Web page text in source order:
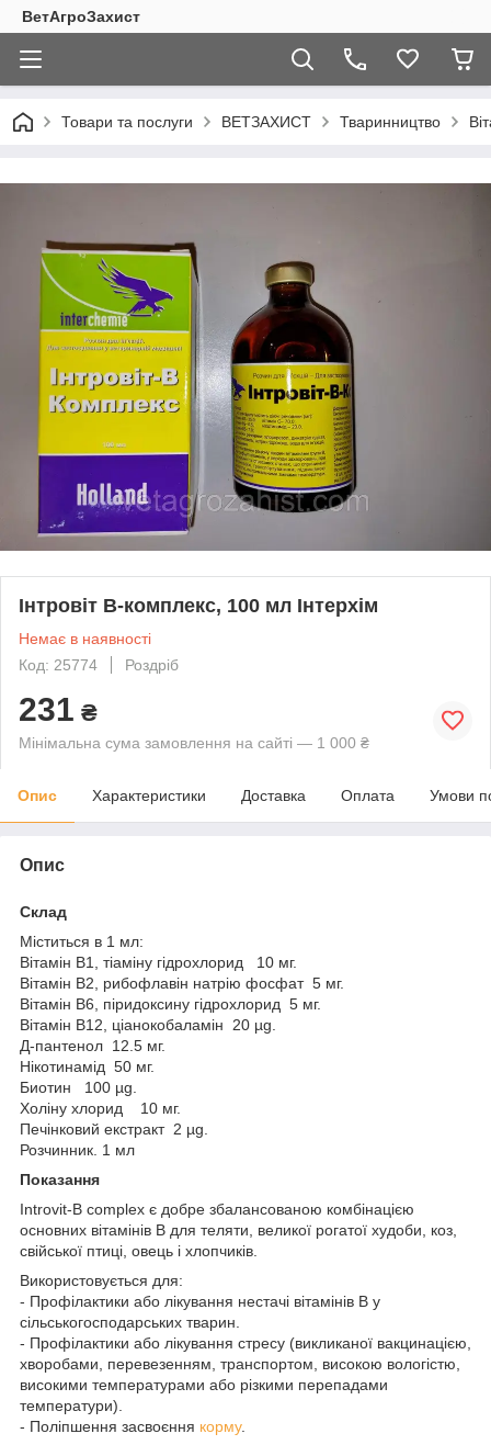
ВетАгроЗахист
Товари та послуги ВЕТЗАХИСТ Тваринництво
Інтровіт В-комплекс, 100 мл Інтерхім
Немає в наявності
Код: 25774
Роздріб
231 ₴
Мінімальна сума замовлення на сайті — 1 000 ₴
Опис Характеристики Доставка Оплата Умови
Опис
Склад
Міститься в 1 мл:
Вітамін B1, тіаміну гідрохлорид 10 мг.
Вітамін B2, рибофлавін натрію фосфат 5 мг.
Вітамін B6, піридоксину гідрохлорид 5 мг.
Вітамін B12, ціанокобаламін 20 µg.
Д-пантенол 12.5 мг.
Нікотинамід 50 мг.
Биотин 100 µg.
Холіну хлорид 10 мг.
Печінковий екстракт 2 µg.
Розчинник. 1 мл
Показання
Introvit-B complex є добре збалансованою комбінацією
основних вітамінів B для теляти, великої рогатої худоби, коз,
свійської птиці, овець і хлопчиків.
Використовується для:
- Профілактики або лікування нестачі вітамінів B у
сільськогосподарських тварин.
- Профілактики або лікування стресу (викликаної вакцинацією,
хворобами, перевезенням, транспортом, високою вологістю,
високими температурами або різкими перепадами
температури).
- Поліпшення засвоєння корму.